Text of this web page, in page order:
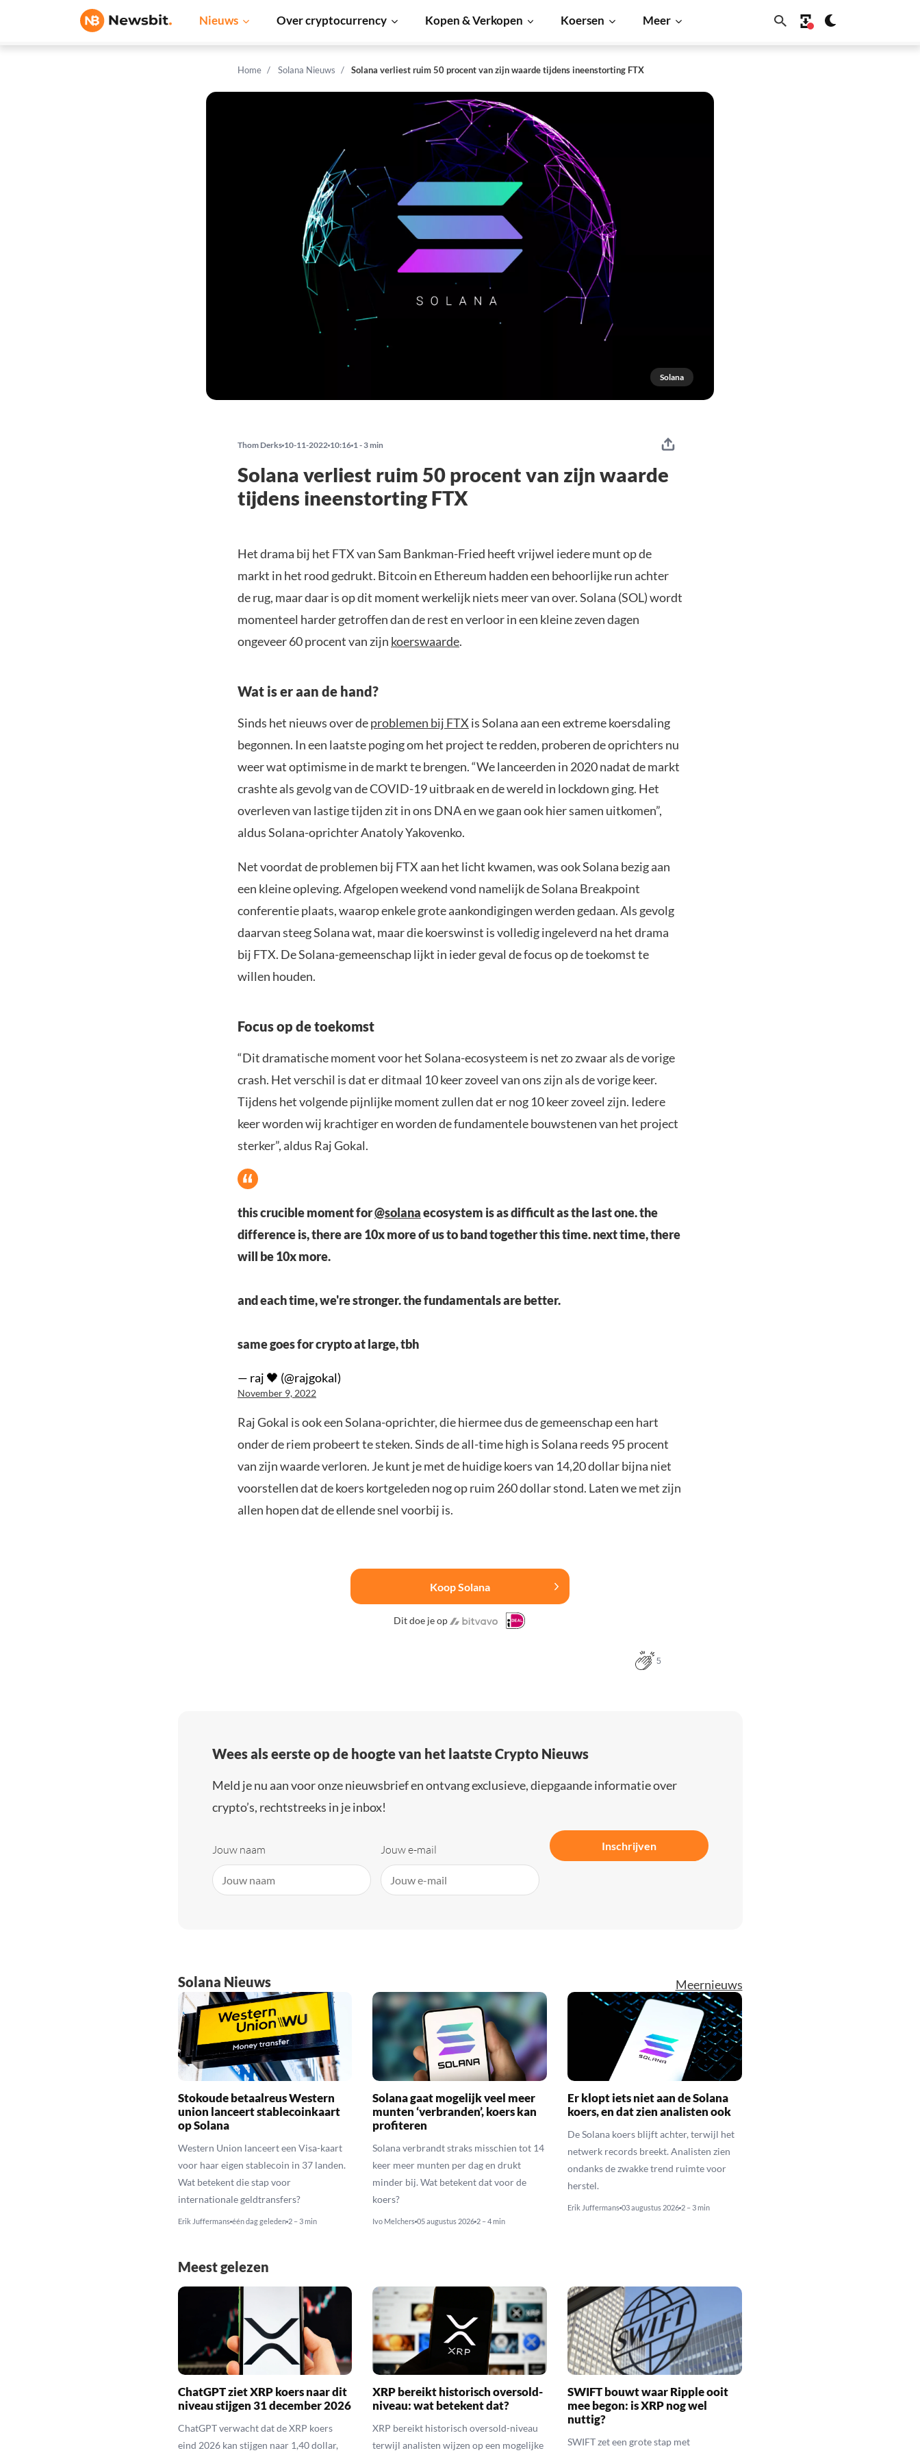
Nieuws Over cryptocurrency Kopen & Verkopen Koersen Meer
Home Solana Nieuws Solana verliest ruim 50 procent van zijn waarde tijdens ineenstorting FTX
Solana
Thom Derks 10-11-2022 10:16 1 - 3 min
Solana verliest ruim 50 procent van zijn waarde
tijdens ineenstorting FTX
Het drama bij het FTX van Sam Bankman-Fried heeft vrijwel iedere munt op de
markt in het rood gedrukt. Bitcoin en Ethereum hadden een behoorlijke run achter
de rug, maar daar is op dit moment werkelijk niets meer van over. Solana (SOL) wordt
momenteel harder getroffen dan de rest en verloor in een kleine zeven dagen
ongeveer 60 procent van zijn koerswaarde.
Wat is er aan de hand?
Sinds het nieuws over deproblemen bij FTX is Solana aan een extreme koersdaling
begonnen. In een laatste poging om het project te redden, proberen de oprichters nu
weer wat optimisme in de markt te brengen. “We lanceerden in 2020 nadat de markt
crashte als gevolg van de COVID-19 uitbraak en de wereld in lockdown ging. Het
overleven van lastige tijden zit in ons DNA en we gaan ook hier samen uitkomen”,
aldus Solana-oprichter Anatoly Yakovenko.
Net voordat de problemen bij FTX aan het licht kwamen, was ook Solana bezig aan
een kleine opleving. Afgelopen weekend vond namelijk de Solana Breakpoint
conferentie plaats, waarop enkele grote aankondigingen werden gedaan. Als gevolg
daarvan steeg Solana wat, maar die koerswinst is volledig ingeleverd na het drama
bij FTX. De Solana-gemeenschap lijkt in ieder geval de focus op de toekomst te
willen houden.
Focus op de toekomst
“Dit dramatische moment voor het Solana-ecosysteem is net zo zwaar als de vorige
crash. Het verschil is dat er ditmaal 10 keer zoveel van ons zijn als de vorige keer.
Tijdens het volgende pijnlijke moment zullen dat er nog 10 keer zoveel zijn. Iedere
keer worden wij krachtiger en worden de fundamentele bouwstenen van het project
sterker”, aldus Raj Gokal.
this crucible moment for@solanaecosystem is as difficult as the last one. the
difference is, there are 10x more of us to band together this time. next time, there
will be 10x more.
and each time, we're stronger. the fundamentals are better.
same goes for crypto at large, tbh
— raj 🖤 (@rajgokal)
November 9, 2022
Raj Gokal is ook een Solana-oprichter, die hiermee dus de gemeenschap een hart
onder de riem probeert te steken. Sinds de all-time high is Solana reeds 95 procent
van zijn waarde verloren. Je kunt je met de huidige koers van 14,20 dollar bijna niet
voorstellen dat de koers kortgeleden nog op ruim 260 dollar stond. Laten we met zijn
allen hopen dat de ellende snel voorbij is.
Koop Solana
Dit doe je op
5
Wees als eerste op de hoogte van het laatste Crypto Nieuws
Meld je nu aan voor onze nieuwsbrief en ontvang exclusieve, diepgaande informatie over
crypto’s, rechtstreeks in je inbox!
Jouw naam Jouw e-mail Inschrijven
Solana Nieuws Meernieuws
Stokoude betaalreus Western
union lanceert stablecoinkaart
op Solana
Western Union lanceert een Visa-kaart
voor haar eigen stablecoin in 37 landen.
Wat betekent die stap voor
internationale geldtransfers?
Erik Juffermans één dag geleden 2 – 3 min
Solana gaat mogelijk veel meer
munten ‘verbranden’, koers kan
profiteren
Solana verbrandt straks misschien tot 14
keer meer munten per dag en drukt
minder bij. Wat betekent dat voor de
koers?
Ivo Melchers 05 augustus 2026 2 – 4 min
Er klopt iets niet aan de Solana
koers, en dat zien analisten ook
De Solana koers blijft achter, terwijl het
netwerk records breekt. Analisten zien
ondanks de zwakke trend ruimte voor
herstel.
Erik Juffermans 03 augustus 2026 2 – 3 min
Meest gelezen
ChatGPT ziet XRP koers naar dit
niveau stijgen 31 december 2026
ChatGPT verwacht dat de XRP koers
eind 2026 kan stijgen naar 1,40 dollar,
XRP bereikt historisch oversold-
niveau: wat betekent dat?
XRP bereikt historisch oversold-niveau
terwijl analisten wijzen op een mogelijke
SWIFT bouwt waar Ripple ooit
mee begon: is XRP nog wel
nuttig?
SWIFT zet een grote stap met